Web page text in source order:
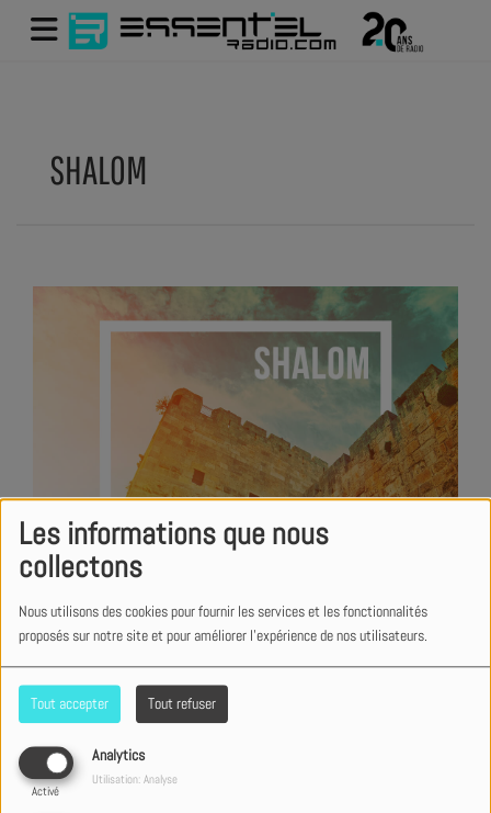
Les informations que nous
collectons
Nous utilisons des cookies pour fournir les services et les fonctionnalités
proposés sur notre site et pour améliorer l'expérience de nos utilisateurs.
Tout accepter Tout refuser
Analytics
Activé
Utilisation: Analyse
SHALOM